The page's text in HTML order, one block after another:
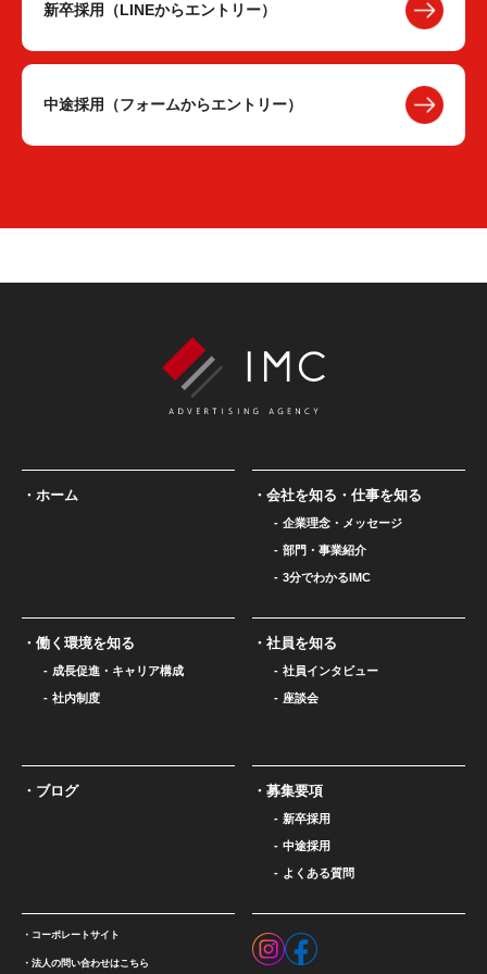
新卒採用（LINEからエントリー）
中途採用（フォームからエントリー）
ホーム 会社を知る・仕事を知る
企業理念・メッセージ
部門・事業紹介
3分でわかるIMC
働く環境を知る
成長促進・キャリア構成
社内制度
社員を知る
社員インタビュー
座談会
ブログ 募集要項
新卒採用
中途採用
よくある質問
コーポレートサイト
法人の問い合わせはこちら